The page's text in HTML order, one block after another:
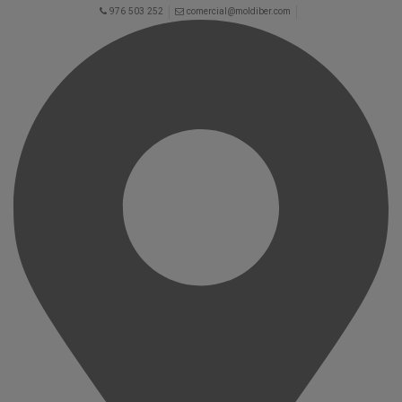
976 503 252 comercial@moldiber.com